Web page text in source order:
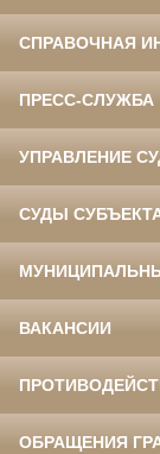
СПРАВОЧНАЯ
ПРЕСС-СЛУЖБА
УПРАВЛЕНИЕ
СУДЫ
ВАКАНСИИ
ОБРАЩЕНИЯ